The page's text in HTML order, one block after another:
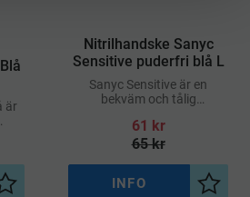
är
Lägg till i önskelista
​Nitrilhandske Sanyc
Sensitive puderfri blå L
Sanyc Sensitive är en
bekväm och tålig
framtagen för att möta
höga krav på hygien och
61 kr
65kr
Lägg
INFO